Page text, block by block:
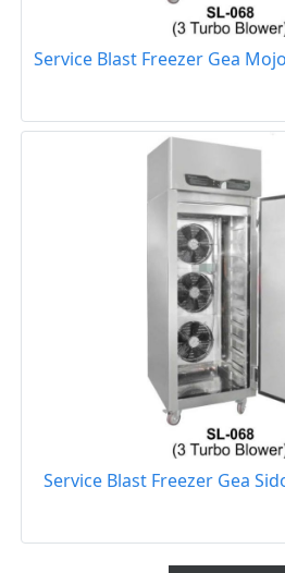
Service Blast Freezer Gea
Service Blast Freezer Gea